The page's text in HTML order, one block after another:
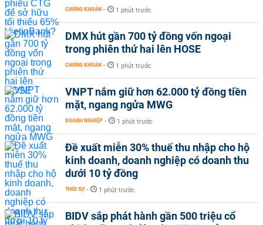
CHỨNG KHOÁN - 1 phút trước
DMX hút gần 700 tỷ đồng vốn ngoại
trong phiên thứ hai lên HOSE
CHỨNG KHOÁN - 1 phút trước
VNPT nắm giữ hơn 62.000 tỷ đồng tiền
mặt, ngang ngửa MWG
DOANH NGHIỆP - 1 phút trước
Đề xuất miễn 30% thuế thu nhập cho hộ
kinh doanh, doanh nghiệp có doanh thu
dưới 10 tỷ đồng
THỜI SỰ - 1 phút trước
BIDV sắp phát hành gần 500 triệu cổ